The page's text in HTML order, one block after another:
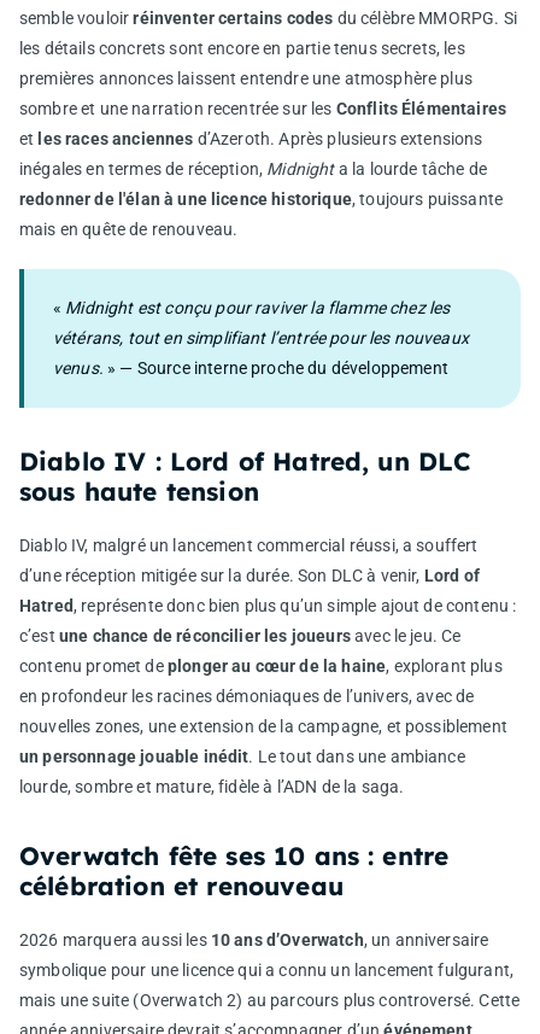
semble vouloirréinventer certains codes du célèbre MMORPG. Si
les détails concrets sont encore en partie tenus secrets, les
premières annonces laissent entendre une atmosphère plus
sombre et une narration recentrée sur les Conflits Élémentaires
et les races anciennes d’Azeroth. Après plusieurs extensions
inégales en termes de réception, Midnighta la lourde tâche de
redonner de l'élan à une licence historique, toujours puissante
mais en quête de renouveau.
« Midnight est conçu pour raviver la flamme chez les
vétérans, tout en simplifiant l’entrée pour les nouveaux
venus. » — Source interne proche du développement
Diablo IV : Lord of Hatred, un DLC
sous haute tension
Diablo IV, malgré un lancement commercial réussi, a souffert
d’une réception mitigée sur la durée. Son DLC à venir, Lord of
Hatred, représente donc bien plus qu’un simple ajout de contenu :
c’est une chance de réconcilier les joueursavec le jeu. Ce
contenu promet deplonger au cœur de la haine, explorant plus
en profondeur les racines démoniaques de l’univers, avec de
nouvelles zones, une extension de la campagne, et possiblement
un personnage jouable inédit. Le tout dans une ambiance
lourde, sombre et mature, fidèle à l’ADN de la saga.
Overwatch fête ses 10 ans : entre
célébration et renouveau
2026 marquera aussi les 10 ans d’Overwatch, un anniversaire
symbolique pour une licence qui a connu un lancement fulgurant,
mais une suite (Overwatch 2) au parcours plus controversé. Cette